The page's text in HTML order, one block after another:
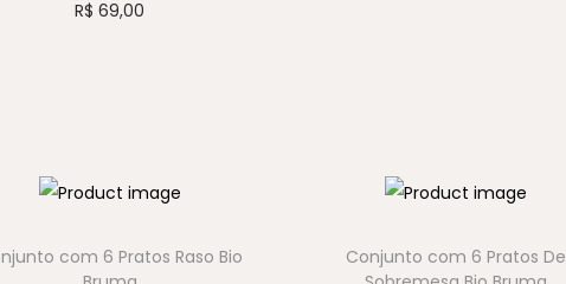
R$ 69,00
com 6 Pratos Raso Bio
Conjunto com 6 Pratos De